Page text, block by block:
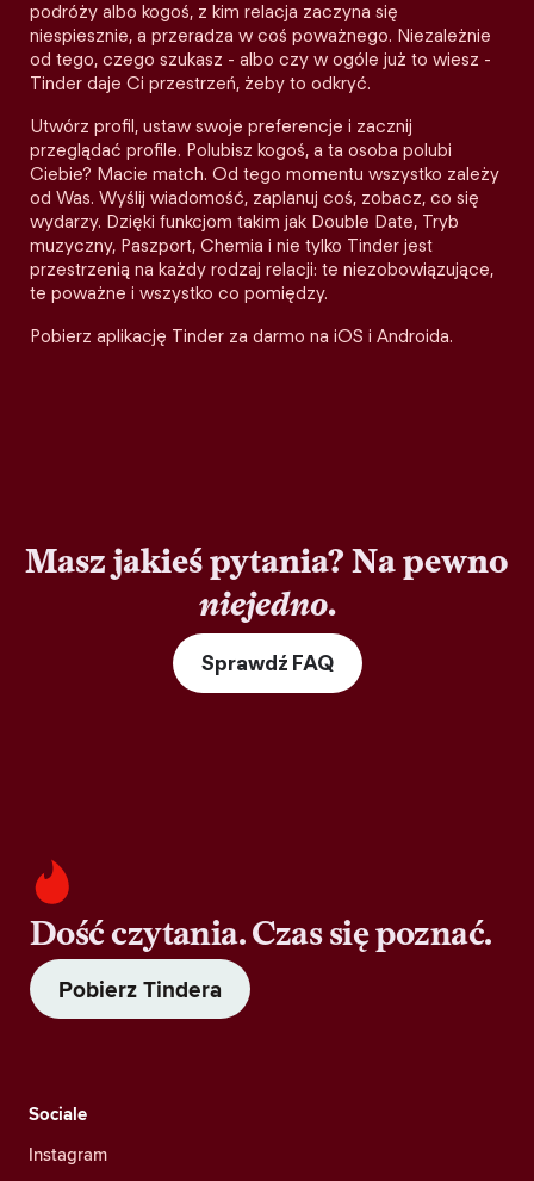
podróży albo kogoś, z kim relacja zaczyna się
niespiesznie, a przeradza w coś poważnego. Niezależnie
od tego, czego szukasz - albo czy w ogóle już to wiesz -
Tinder daje Ci przestrzeń, żeby to odkryć.
Utwórz profil, ustaw swoje preferencje i zacznij
przeglądać profile. Polubisz kogoś, a ta osoba polubi
Ciebie? Macie match. Od tego momentu wszystko zależy
od Was. Wyślij wiadomość, zaplanuj coś, zobacz, co się
wydarzy. Dzięki funkcjom takim jak Double Date, Tryb
muzyczny, Paszport, Chemia i nie tylko Tinder jest
przestrzenią na każdy rodzaj relacji: te niezobowiązujące,
te poważne i wszystko co pomiędzy.
Pobierz aplikację Tinder za darmo na iOS i Androida.
Masz jakieś pytania? Na pewno
niejedno.
Sprawdź FAQ
Dość czytania. Czas się poznać.
Pobierz Tindera
Sociale
Instagram